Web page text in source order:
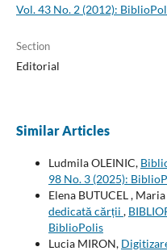
Vol. 43 No. 2 (2012):
Section
Editorial
Similar Articles
Ludmila OLEINIC,
98 No. 3 (2025):
Elena BUTUCEL ,
dedicată cărții ,
BiblioPolis
Lucia MIRON,